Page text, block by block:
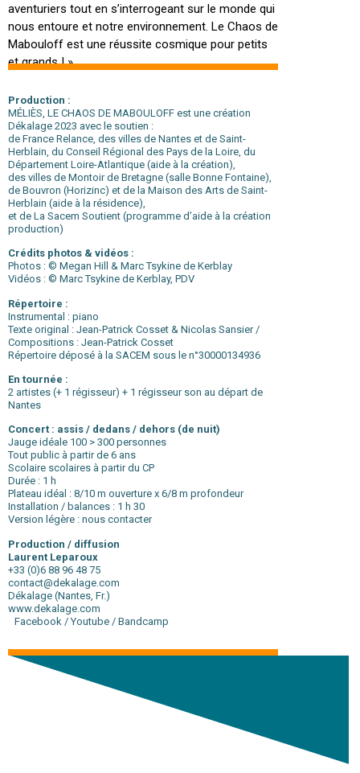
aventuriers tout en s’interrogeant sur le monde qui
nous entoure et notre environnement. Le Chaos de
Mabouloff est une réussite cosmique pour petits
et grands ! »
Production :
MÉLIÈS, LE CHAOS DE MABOULOFF est une création
Dékalage 2023 avec le soutien :
de France Relance, des villes de Nantes et de Saint-
Herblain, du Conseil Régional des Pays de la Loire, du
Département Loire-Atlantique (aide à la création),
des villes de Montoir de Bretagne (salle Bonne Fontaine),
de Bouvron (Horizinc) et de la Maison des Arts de Saint-
Herblain (aide à la résidence),
et de La Sacem Soutient (programme d’aide à la création
production)
Crédits photos & vidéos :
Photos : © Megan Hill & Marc Tsykine de Kerblay
Vidéos : © Marc Tsykine de Kerblay, PDV
Répertoire :
Instrumental : piano
Texte original : Jean-Patrick Cosset & Nicolas Sansier /
Compositions : Jean-Patrick Cosset
Répertoire déposé à la SACEM sous le n°30000134936
En tournée :
2 artistes (+ 1 régisseur) + 1 régisseur son au départ de
Nantes
Concert : assis / dedans / dehors (de nuit)
Jauge idéale 100 > 300 personnes
Tout public à partir de 6 ans
Scolaire scolaires à partir du CP
Durée : 1 h
Plateau idéal : 8/10 m ouverture x 6/8 m profondeur
Installation / balances : 1 h 30
Version légère : nous contacter
Production / diffusion
Laurent Leparoux
+33 (0)6 88 96 48 75
contact@dekalage.com
Dékalage (Nantes, Fr.)
www.dekalage.com
Facebook /Youtube / Bandcamp